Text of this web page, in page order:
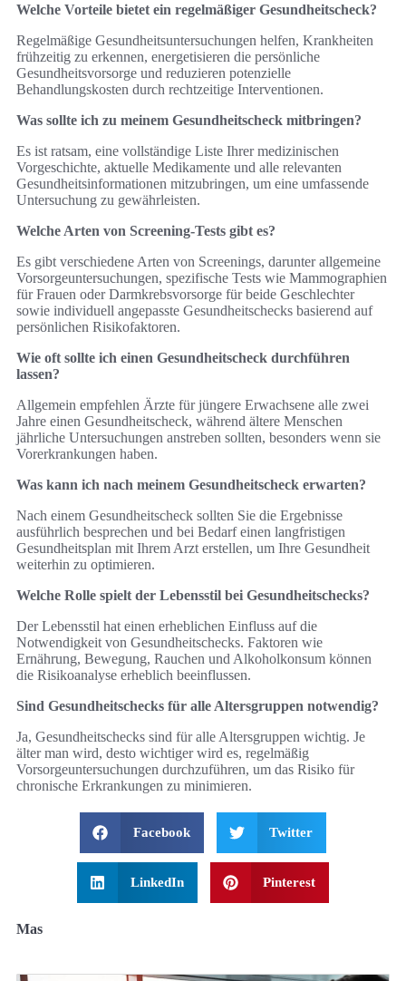
Welche Vorteile bietet ein regelmäßiger Gesundheitscheck?
Regelmäßige Gesundheitsuntersuchungen helfen, Krankheiten
frühzeitig zu erkennen, energetisieren die persönliche
Gesundheitsvorsorge und reduzieren potenzielle
Behandlungskosten durch rechtzeitige Interventionen.
Was sollte ich zu meinem Gesundheitscheck mitbringen?
Es ist ratsam, eine vollständige Liste Ihrer medizinischen
Vorgeschichte, aktuelle Medikamente und alle relevanten
Gesundheitsinformationen mitzubringen, um eine umfassende
Untersuchung zu gewährleisten.
Welche Arten von Screening-Tests gibt es?
Es gibt verschiedene Arten von Screenings, darunter allgemeine
Vorsorgeuntersuchungen, spezifische Tests wie Mammographien
für Frauen oder Darmkrebsvorsorge für beide Geschlechter
sowie individuell angepasste Gesundheitschecks basierend auf
persönlichen Risikofaktoren.
Wie oft sollte ich einen Gesundheitscheck durchführen
lassen?
Allgemein empfehlen Ärzte für jüngere Erwachsene alle zwei
Jahre einen Gesundheitscheck, während ältere Menschen
jährliche Untersuchungen anstreben sollten, besonders wenn sie
Vorerkrankungen haben.
Was kann ich nach meinem Gesundheitscheck erwarten?
Nach einem Gesundheitscheck sollten Sie die Ergebnisse
ausführlich besprechen und bei Bedarf einen langfristigen
Gesundheitsplan mit Ihrem Arzt erstellen, um Ihre Gesundheit
weiterhin zu optimieren.
Welche Rolle spielt der Lebensstil bei Gesundheitschecks?
Der Lebensstil hat einen erheblichen Einfluss auf die
Notwendigkeit von Gesundheitschecks. Faktoren wie
Ernährung, Bewegung, Rauchen und Alkoholkonsum können
die Risikoanalyse erheblich beeinflussen.
Sind Gesundheitschecks für alle Altersgruppen notwendig?
Ja, Gesundheitschecks sind für alle Altersgruppen wichtig. Je
älter man wird, desto wichtiger wird es, regelmäßig
Vorsorgeuntersuchungen durchzuführen, um das Risiko für
chronische Erkrankungen zu minimieren.
Facebook Twitter
LinkedIn Pinterest
Mas